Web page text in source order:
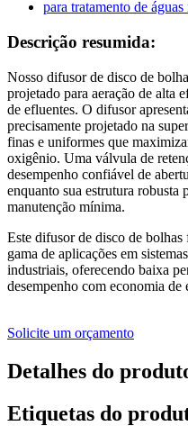
Descrição resumida:
Nosso difusor de disco de
projetado para aeração de alta
de efluentes. O difusor
precisamente projetado na
finas e uniformes que
oxigênio. Uma válvula de
desempenho confiável de
enquanto sua estrutura robusta
manutenção mínima.
Este difusor de disco de bolhas
gama de aplicações em
industriais, oferecendo baixa
desempenho com economia de
Solicite um orçamento
Detalhes do
Etiquetas do